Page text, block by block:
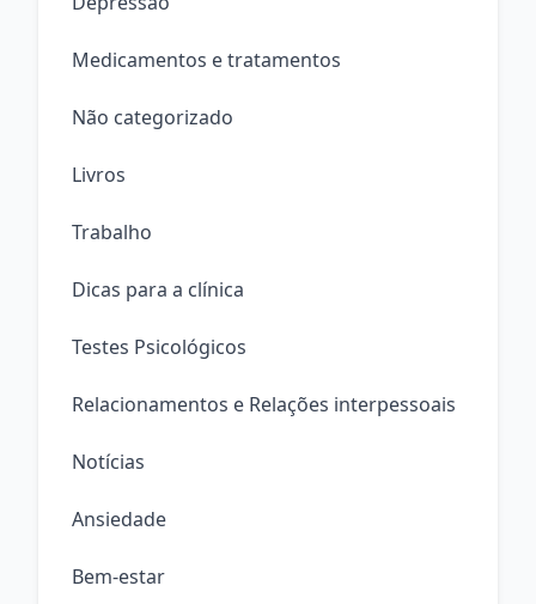
Medicamentos e tratamentos
Não categorizado
Livros
Trabalho
Dicas para a clínica
Testes Psicológicos
Relacionamentos e Relações interpessoais
Notícias
Ansiedade
Bem-estar